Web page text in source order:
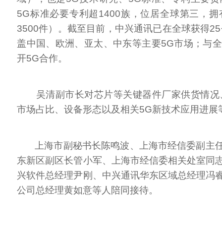
5G标准必要专利超1400族，位居全球第三，
3500件）。截至目前，中兴通讯已在全球获得
盖中国、欧洲、亚太、中东等主要5G市场；与
开5G合作。
吴清副市长对芯片等关键器件厂家供货情况
市场占比、设备形态以及相关5G新技术应用进展
上海市副秘书长陈鸣波、上海市经信委副主
东新区副区长管小军、上海市经信委相关处室同
兴软件总经理尹刚、中兴通讯华东区域总经理冯
公司总经理黄如意等人陪同接待。